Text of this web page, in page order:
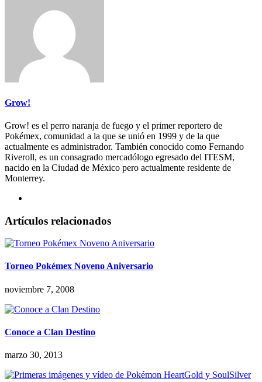
Grow!
Grow! es el perro naranja de fuego y el primer reportero de
Pokémex, comunidad a la que se unió en 1999 y de la que
actualmente es administrador. También conocido como Fernando
Riveroll, es un consagrado mercadólogo egresado del ITESM,
nacido en la Ciudad de México pero actualmente residente de
Monterrey.
Artículos relacionados
Torneo Pokémex Noveno Aniversario
noviembre 7, 2008
Conoce a Clan Destino
marzo 30, 2013